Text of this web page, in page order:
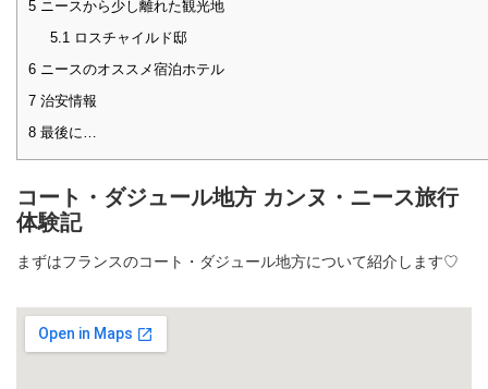
5 ニースから少し離れた観光地
5.1 ロスチャイルド邸
6 ニースのオススメ宿泊ホテル
7 治安情報
8 最後に…
コート・ダジュール地方 カンヌ・ニース旅行
体験記
まずはフランスのコート・ダジュール地方について紹介します♡